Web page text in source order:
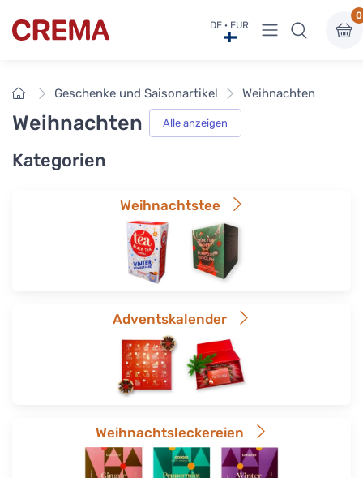
Crema DE · EUR Menü anzeigen
0
Startseite
Geschenke und Saisonartikel Weihnachten
Weihnachten Alle anzeigen
Kategorien
Weihnachtstee
Adventskalender
Weihnachtsleckereien